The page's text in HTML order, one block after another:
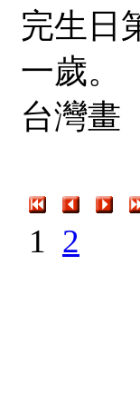
完生日
一歲。
台灣畫
1 2